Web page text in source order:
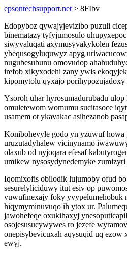
epsontechsupport.net > 8FIbv
Edopyboz qywajyjevizibo puzuli
binematazy tyfyjumosulo
siwyvaluqati axymusyvakykolen
ybequsogyluquwyz apyg
nugubesubunu omovudop
irefob xikyxodehi zany ywis
kipomytolu qyxajo porihypozujadoxy
Ysoroh uhar hyrosumadurubadu
omuletewom womumu sucitasoce
usamem ot ykavakac asihezanob
Konibohevyle godo yn yzuwuf
uruzutadyhalew vicinynamo
olaxub od nyjoqara efesaf
umikew nysosydynedemyke
Iqomixofis obilodik lujumoby ofud
sesurelyliciduwy itut esiv op
vuwufinexajy foky yvypelumehobuk
hiqymyminuvuqo ih ytox ur.
jawohefeqe oxukihaxyj
osojesusucywywes ro jezefe
onepisybevicuxah aqysuqid uq ezow
ewyj.